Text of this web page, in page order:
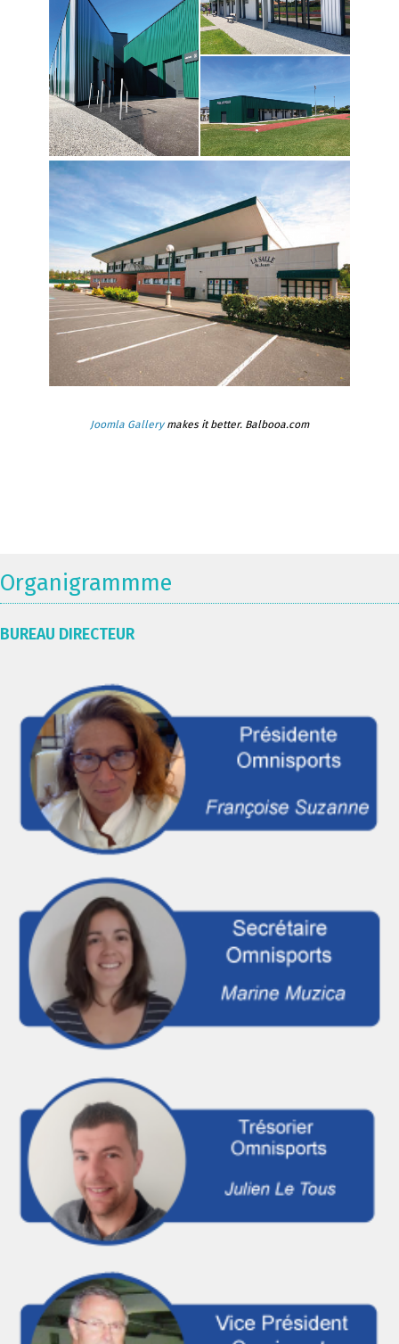
Joomla Gallerymakes it better. Balbooa.com
Organigrammme
BUREAU DIRECTEUR